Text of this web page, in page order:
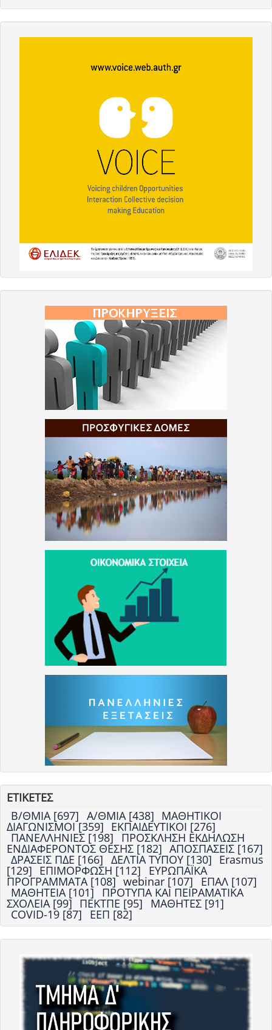
ΕΤΙΚΕΤΕΣ
Β/ΘΜΙΑ [697] Α/ΘΜΙΑ [438] ΜΑΘΗΤΙΚΟΙ
ΔΙΑΓΩΝΙΣΜΟΙ [359] ΕΚΠΑΙΔΕΥΤΙΚΟΙ [276]
ΠΑΝΕΛΛΗΝΙΕΣ [198] ΠΡΟΣΚΛΗΣΗ ΕΚΔΗΛΩΣΗ
ΕΝΔΙΑΦΕΡΟΝΤΟΣ ΘΕΣΗΣ [182] ΑΠΟΣΠΑΣΕΙΣ [167]
ΔΡΑΣΕΙΣ ΠΔΕ [166] ΔΕΛΤΙΑ ΤΥΠΟΥ [130] Erasmus
[129] ΕΠΙΜΟΡΦΩΣΗ [112] ΕΥΡΩΠΑΪΚΑ
ΠΡΟΓΡΑΜΜΑΤΑ [108] webinar [107] ΕΠΑΛ [107]
ΜΑΘΗΤΕΙΑ [101] ΠΡΟΤΥΠΑ ΚΑΙ ΠΕΙΡΑΜΑΤΙΚΑ
ΣΧΟΛΕΙΑ [99] ΠΕΚΤΠΕ [95] ΜΑΘΗΤΕΣ [91]
COVID-19 [87] ΕΕΠ [82]